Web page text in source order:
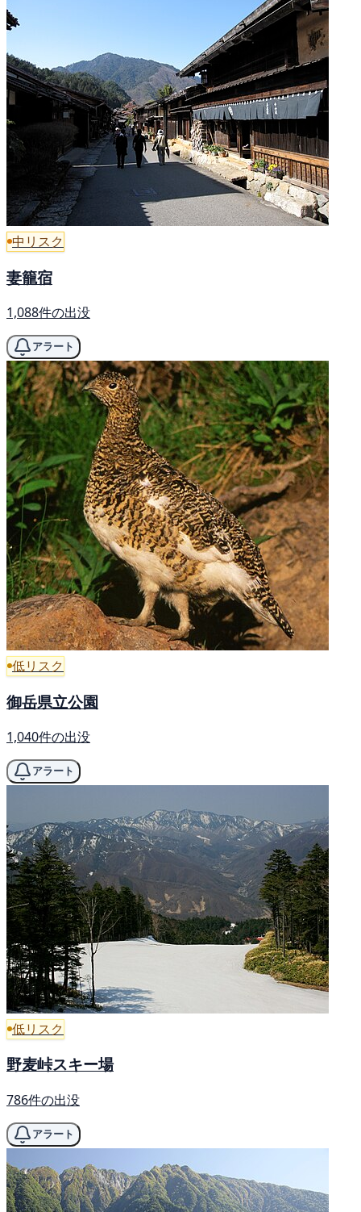
中リスク
妻籠宿
1,088件の出没
アラート
低リスク
御岳県立公園
1,040件の出没
アラート
低リスク
野麦峠スキー場
786件の出没
アラート